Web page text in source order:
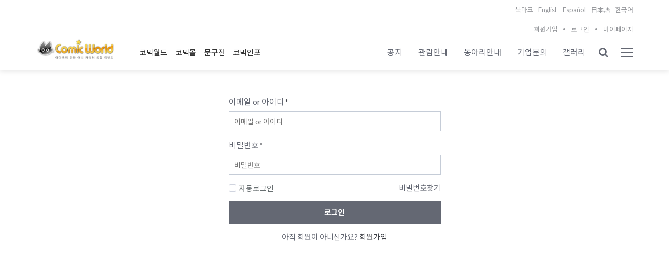
북마크 English Español 日本語 한국어
회원가입 로그인 마이페이지
코믹월드 코믹몰 문구전 코믹인포 공지 관람안내 동아리안내 기업문의 갤러리
이메일 or 아이디 *
비밀번호*
자동로그인 비밀번호찾기
로그인
아직 회원이 아니신가요? 회원가입